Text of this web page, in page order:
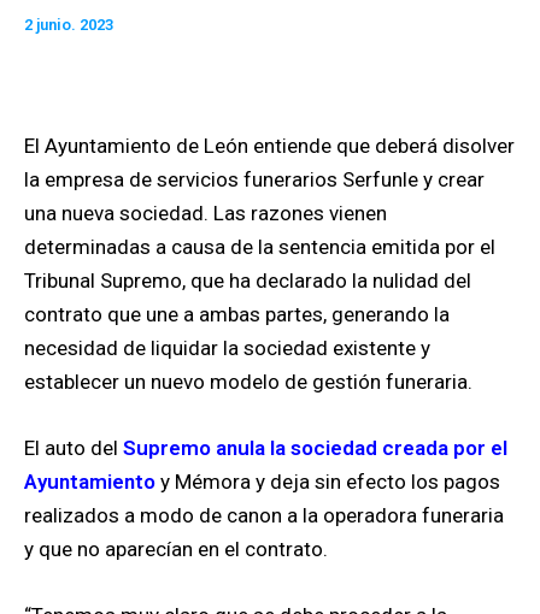
2 junio. 2023
El Ayuntamiento de León entiende que deberá disolver
la empresa de servicios funerarios Serfunle y crear
una nueva sociedad. Las razones vienen
determinadas a causa de la sentencia emitida por el
Tribunal Supremo, que ha declarado la nulidad del
contrato que une a ambas partes, generando la
necesidad de liquidar la sociedad existente y
establecer un nuevo modelo de gestión funeraria.
El auto del Supremo anula la sociedad creada por el
Ayuntamiento y Mémora y deja sin efecto los pagos
realizados a modo de canon a la operadora funeraria
y que no aparecían en el contrato.